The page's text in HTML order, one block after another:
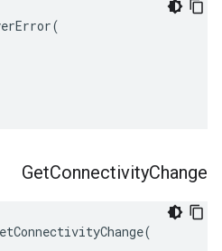
GetConnectivityChange